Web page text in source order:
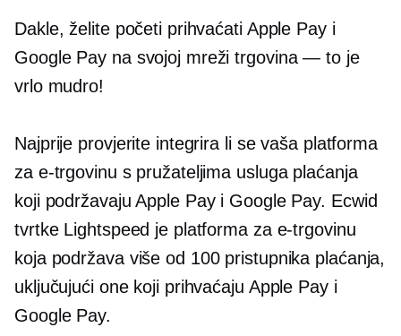
Dakle, želite početi prihvaćati Apple Pay i
Google Pay na svojoj mrežitrgovina — to je
vrlo mudro!
Najprije provjerite integrira li se vaša platforma
za e-trgovinu s pružateljima usluga plaćanja
koji podržavaju Apple Pay i Google Pay. Ecwid
tvrtke Lightspeed je platforma za e-trgovinu
koja podržava više od 100 pristupnika plaćanja,
uključujući one koji prihvaćaju Apple Pay i
Google Pay.